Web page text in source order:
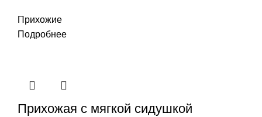
Прихожие
Подробнее
Прихожая с мягкой сидушкой